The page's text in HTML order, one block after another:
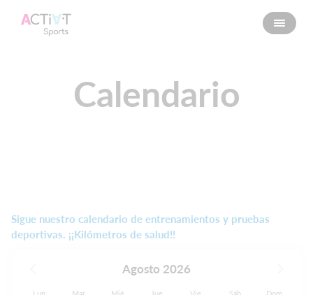
Calendario
Sigue nuestro calendario de entrenamientos y pruebas
deportivas. ¡¡Kilómetros de salud!!
Agosto 2026